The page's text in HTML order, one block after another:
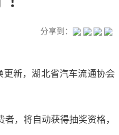
分享到：
新，湖北省汽车流通协会
，将自动获得抽奖资格，